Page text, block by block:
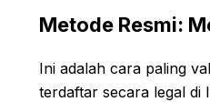
Metode Resmi:
Ini adalah cara paling
terdaftar secara legal di